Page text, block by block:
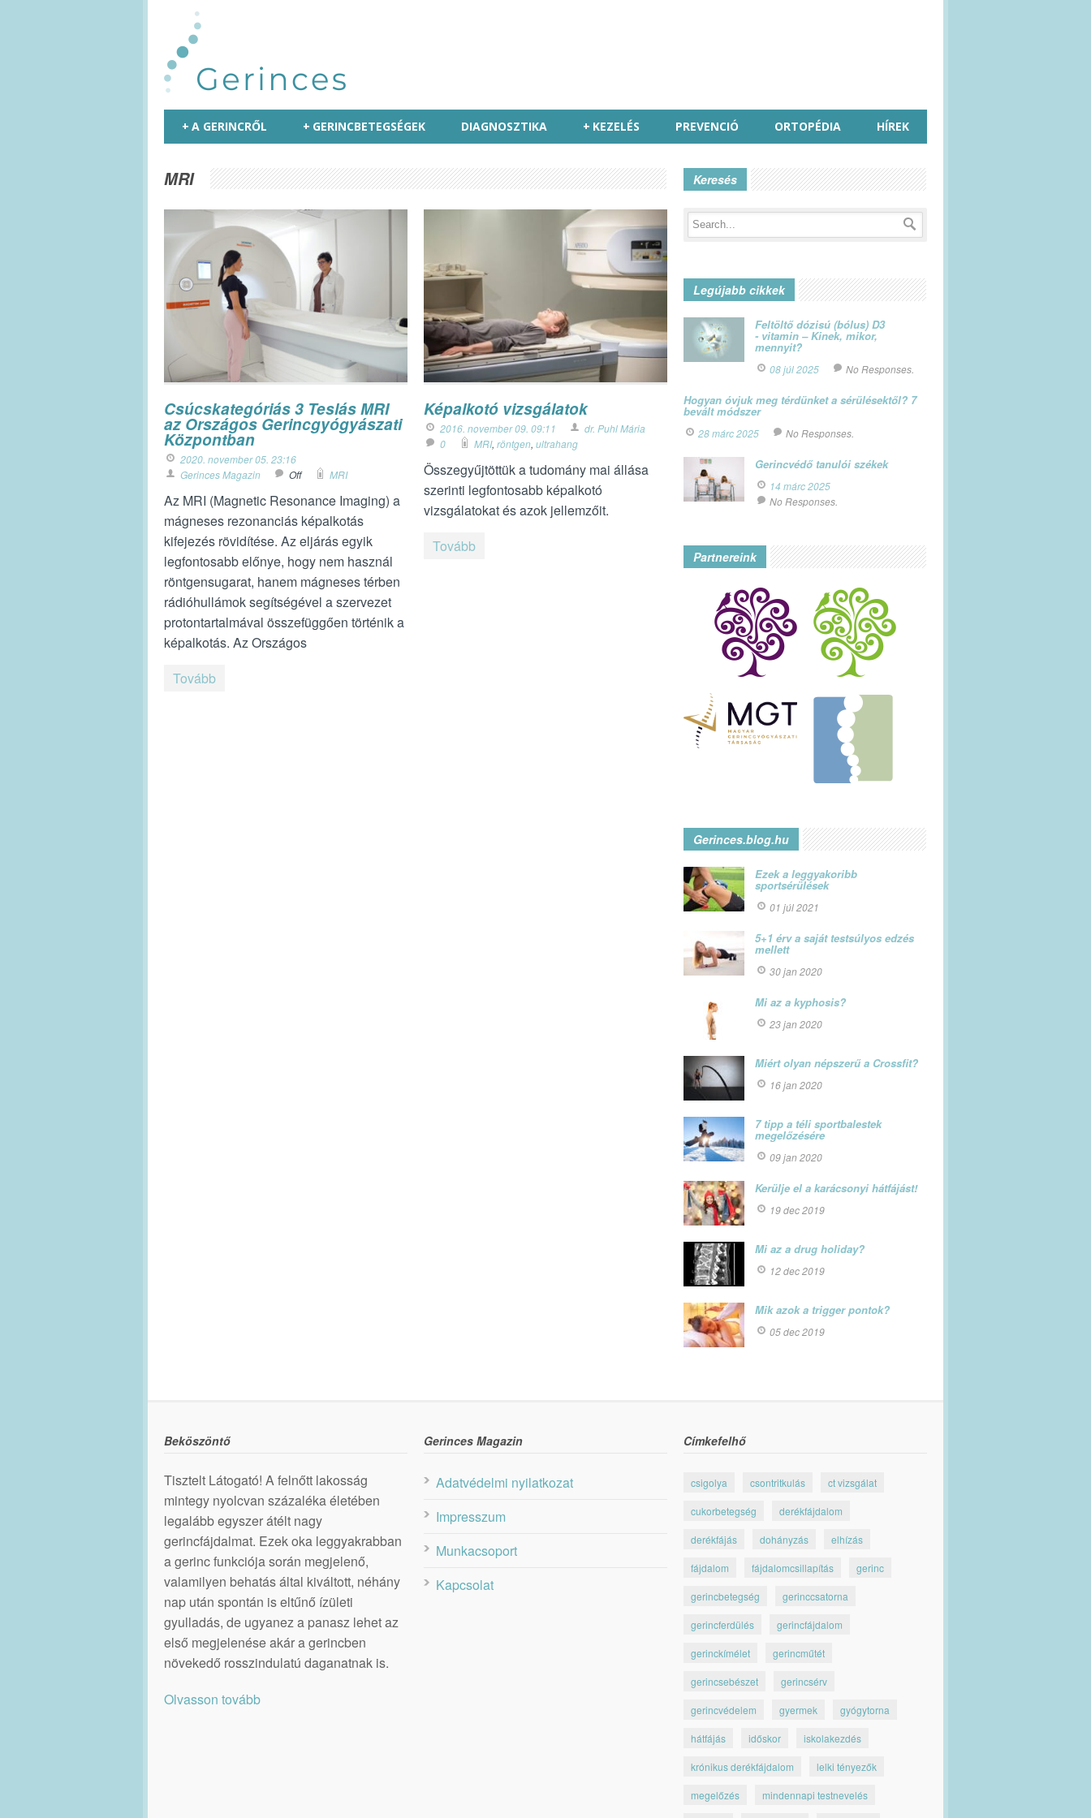
A GERINCRŐL
+ GERINCBETEGSÉGEK
+ DIAGNOSZTIKA KEZELÉS
+ PREVENCIÓ ORTOPÉDIA HÍREK
MRI
Csúcskategóriás 3 Teslás MRI
az Országos Gerincgyógyászati
Központban
2020. november 05. 23:16
Gerinces Magazin
Off MRI
Az MRI (Magnetic Resonance Imaging) a
mágneses rezonanciás képalkotás
kifejezés rövidítése. Az eljárás egyik
legfontosabb előnye, hogy nem használ
röntgensugarat, hanem mágneses térben
rádióhullámok segítségével a szervezet
protontartalmával összefüggően történik a
képalkotás. Az Országos
Tovább
Képalkotó vizsgálatok
2016. november 09. 09:11
dr. Puhl Mária
0
MRI, röntgen, ultrahang
Összegyűjtöttük a tudomány mai állása
szerinti legfontosabb képalkotó
vizsgálatokat és azok jellemzőit.
Tovább
Keresés
Legújabb cikkek
Feltöltő dózisú (bólus) D3
- vitamin – Kinek, mikor,
mennyit?
08 júl 2025 No Responses.
Hogyan óvjuk meg térdünket a sérülésektől? 7
bevált módszer
28 márc 2025 No Responses.
Gerincvédő tanulói székek
14 márc 2025
No Responses.
Partnereink
Gerinces.blog.hu
Ezek a leggyakoribb
sportsérülések
01 júl 2021
5+1 érv a saját testsúlyos edzés
mellett
30 jan 2020
Mi az a kyphosis?
23 jan 2020
Miért olyan népszerű a Crossfit?
16 jan 2020
7 tipp a téli sportbalestek
megelőzésére
09 jan 2020
Kerülje el a karácsonyi hátfájást!
19 dec 2019
Mi az a drug holiday?
12 dec 2019
Mik azok a trigger pontok?
05 dec 2019
Beköszöntő
Tisztelt Látogató! A felnőtt lakosság
mintegy nyolcvan százaléka életében
legalább egyszer átélt nagy
gerincfájdalmat. Ezek oka leggyakrabban
a gerinc funkciója során megjelenő,
valamilyen behatás által kiváltott, néhány
nap után spontán is eltűnő ízületi
gyulladás, de ugyanez a panasz lehet az
első megjelenése akár a gerincben
növekedő rosszindulatú daganatnak is.
Olvasson tovább
Gerinces Magazin
Adatvédelmi nyilatkozat
Impresszum
Munkacsoport
Kapcsolat
Címkefelhő
csigolya csontritkulás ct vizsgálat
cukorbetegség derékfájdalom
derékfájás dohányzás elhízás
fájdalom fájdalomcsillapítás gerinc
gerincbetegség gerinccsatorna
gerincferdülés gerincfájdalom
gerinckímélet gerincműtét
gerincsebészet gerincsérv
gerincvédelem gyermek gyógytorna
hátfájás időskor iskolakezdés
krónikus derékfájdalom lelki tényezők
megelőzés mindennapi testnevelés